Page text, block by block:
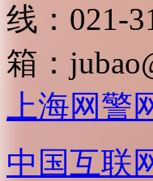
线：021-
箱：
上海网警
中国互联